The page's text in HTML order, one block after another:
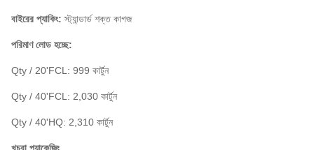
বাইরের প্যাকিং: স্ট্যান্ডার্ড শক্ত কাগজ
পরিমাণ লোড হচ্ছে:
Qty / 20'FCL: 999 কার্টুন
Qty / 40'FCL: 2,030 কার্টুন
Qty / 40'HQ: 2,310 কার্টুন